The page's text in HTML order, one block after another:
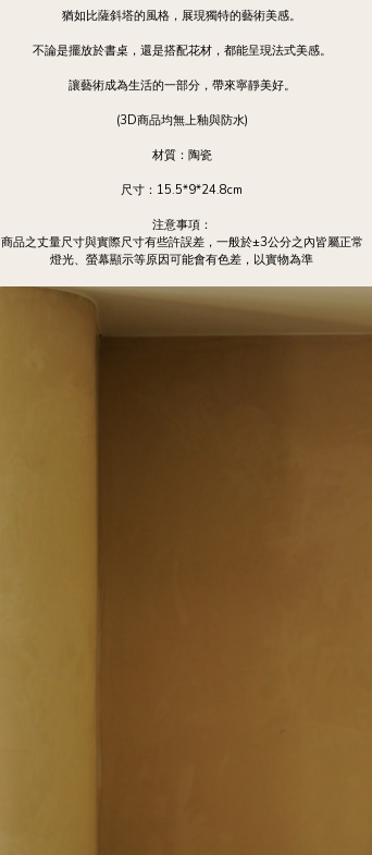
猶如比薩斜塔的風格，展現獨特的藝術美感。
不論是擺放於書桌，還是搭配花材，都能呈現法式美感。
讓藝術成為生活的一部分，帶來寧靜美好。
(3D商品均無上釉與防水)
材質：陶瓷
尺寸：15.5*9*24.8cm
注意事項：
商品之丈量尺寸與實際尺寸有些許誤差，一般於±3公分之內皆屬正常
燈光、螢幕顯示等原因可能會有色差，以實物為準